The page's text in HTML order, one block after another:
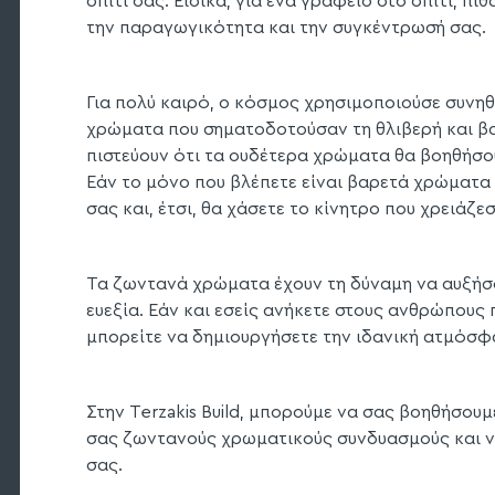
την παραγωγικότητα και την συγκέντρωσή σας.
Για πολύ καιρό, ο κόσμος χρησιμοποιούσε
χρώματα που σηματοδοτούσαν τη θλιβερή και
πιστεύουν ότι τα ουδέτερα χρώματα θα
Εάν το μόνο που βλέπετε είναι βαρετά
σας και, έτσι, θα χάσετε το κίνητρο που
Τα ζωντανά χρώματα έχουν τη δύναμη να
ευεξία. Εάν και εσείς ανήκετε στους
μπορείτε να δημιουργήσετε την ιδανική
Στην Terzakis Build, μπορούμε να σας
σας ζωντανούς χρωματικούς συνδυασμούς και
σας.